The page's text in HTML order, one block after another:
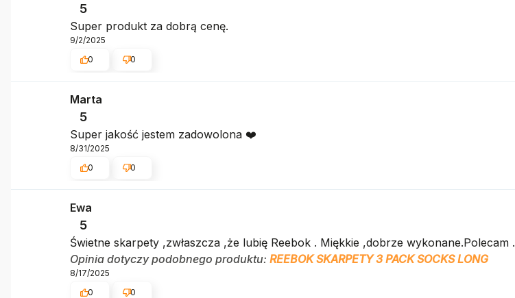
5
Super produkt za dobrą cenę.
9/2/2025
0
0
Marta
5
Super jakość jestem zadowolona ❤️
8/31/2025
0
0
Ewa
5
Świetne skarpety ,zwłaszcza ,że lubię Reebok . Miękkie ,dobrze wykonane.Polecam .
Opinia dotyczy podobnego produktu: REEBOK SKARPETY 3 PACK SOCKS LONG
8/17/2025
0
0